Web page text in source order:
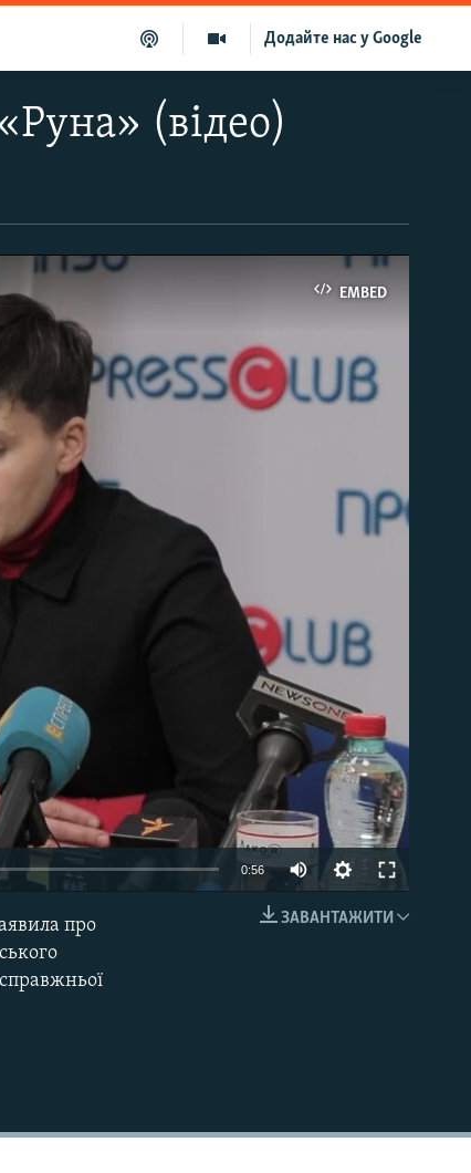
Додайте нас у Google
(відео)
EMBED
0:56
ЗАВАНТАЖИТИ
про